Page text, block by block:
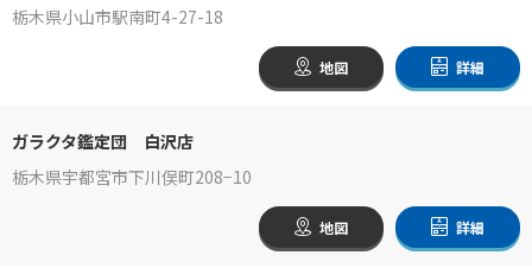
栃木県小山市駅南町4-27-18
地図 詳細
ガラクタ鑑定団 白沢店
栃木県宇都宮市下川俣町208−10
地図 詳細